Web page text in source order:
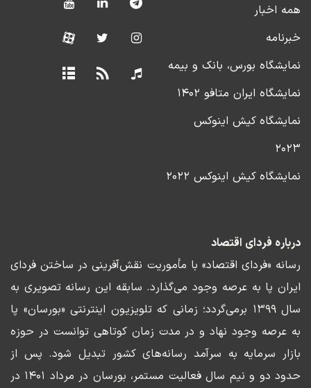
همه اخبار
خبرنامه
نمایشگاه بورس، بانک و بیمه
نمایشگاه ایران متافو ۱۴۰۲
نمایشگاه کیش اینوکس
۲۰۲۳
نمایشگاه کیش اینوکس ۲۰۲۲
درباره فردای اقتصاد
رسانه «فردای اقتصاد» با مأموریت نقش‌آفرینی در ساختن فردای
ایران پا به عرصه وجود می‌گذارد. سابقه این رسانه تصویری به
سال ۱۳۹۹ برمی‌گردد؛ زمانی که تلویزیون اینترنتی «بورسان» پا
به عرصه وجود نهاد و در مدت زمان کوتاهی توانست در حوزه
بازار سرمایه به سرآمد رسانه‌های کشور تبدیل شود. پس از
حدود دو و نیم سال فعالیت مستمر، بورسان در مرداد ۱۴۰۱ در